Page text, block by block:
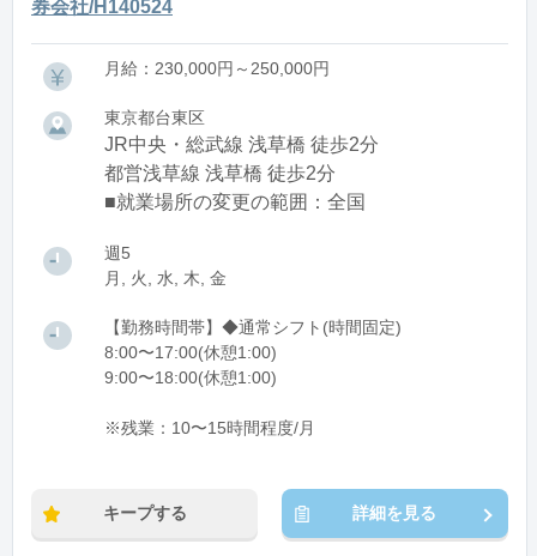
券会社/H140524
月給：230,000円～250,000円
東京都台東区
JR中央・総武線 浅草橋 徒歩2分
都営浅草線 浅草橋 徒歩2分
■就業場所の変更の範囲：全国
週5
月, 火, 水, 木, 金
【勤務時間帯】◆通常シフト(時間固定)
8:00〜17:00(休憩1:00)
9:00〜18:00(休憩1:00)
※残業：10〜15時間程度/月
キープする 詳細を見る